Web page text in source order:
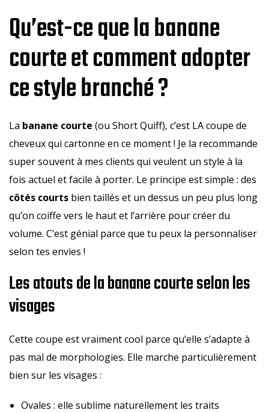
Qu’est-ce que la banane
courte et comment adopter
ce style branché ?
La banane courte (ou Short Quiff), c’est LA coupe de
cheveux qui cartonne en ce moment ! Je la recommande
super souvent à mes clients qui veulent un style à la
fois actuel et facile à porter. Le principe est simple : des
côtés courts bien taillés et un dessus un peu plus long
qu’on coiffe vers le haut et l’arrière pour créer du
volume. C’est génial parce que tu peux la personnaliser
selon tes envies !
Les atouts de la banane courte selon les
visages
Cette coupe est vraiment cool parce qu’elle s’adapte à
pas mal de morphologies. Elle marche particulièrement
bien sur les visages :
Ovales : elle sublime naturellement les traits